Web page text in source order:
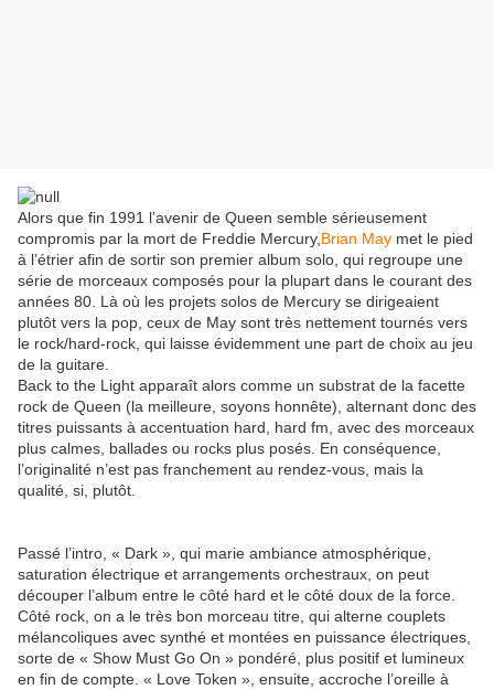
Alors que fin 1991 l’avenir de Queen semble sérieusement
compromis par la mort de Freddie Mercury, Brian May met le pied
à l’étrier afin de sortir son premier album solo, qui regroupe une
série de morceaux composés pour la plupart dans le courant des
années 80. Là où les projets solos de Mercury se dirigeaient
plutôt vers la pop, ceux de May sont très nettement tournés vers
le rock/hard-rock, qui laisse évidemment une part de choix au jeu
de la guitare.
Back to the Light apparaît alors comme un substrat de la facette
rock de Queen (la meilleure, soyons honnête), alternant donc des
titres puissants à accentuation hard, hard fm, avec des morceaux
plus calmes, ballades ou rocks plus posés. En conséquence,
l’originalité n’est pas franchement au rendez-vous, mais la
qualité, si, plutôt.
Passé l’intro, « Dark », qui marie ambiance atmosphérique,
saturation électrique et arrangements orchestraux, on peut
découper l’album entre le côté hard et le côté doux de la force.
Côté rock, on a le très bon morceau titre, qui alterne couplets
mélancoliques avec synthé et montées en puissance électriques,
sorte de « Show Must Go On » pondéré, plus positif et lumineux
en fin de compte. « Love Token », ensuite, accroche l’oreille à